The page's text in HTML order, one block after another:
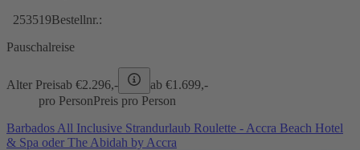
253519Bestellnr.:
Pauschalreise
Alter Preisab €2.296,- ab €1.699,-
pro PersonPreis pro Person
Barbados All Inclusive Strandurlaub Roulette - Accra Beach Hotel
& Spa oder The Abidah by Accra